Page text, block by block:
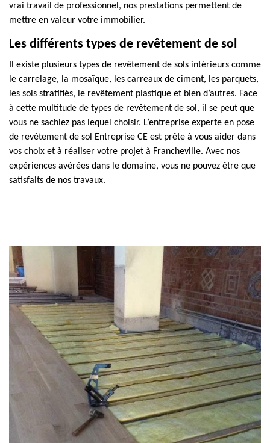
vrai travail de professionnel, nos prestations permettent de
mettre en valeur votre immobilier.
Les différents types de revêtement de sol
Il existe plusieurs types de revêtement de sols intérieurs comme
le carrelage, la mosaïque, les carreaux de ciment, les parquets,
les sols stratifiés, le revêtement plastique et bien d’autres. Face
à cette multitude de types de revêtement de sol, il se peut que
vous ne sachiez pas lequel choisir. L’entreprise experte en pose
de revêtement de sol Entreprise CE est prête à vous aider dans
vos choix et à réaliser votre projet à Francheville. Avec nos
expériences avérées dans le domaine, vous ne pouvez être que
satisfaits de nos travaux.